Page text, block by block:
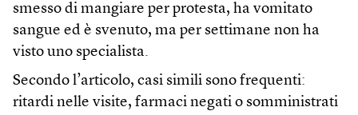
smesso di mangiare per protesta, ha vomitato
sangue ed è svenuto, ma per settimane non ha
visto uno specialista.
Secondo l’articolo, casi simili sono frequenti:
ritardi nelle visite, farmaci negati o somministrati